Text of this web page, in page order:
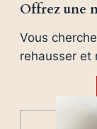
Offrez une
Vous
rehausser et